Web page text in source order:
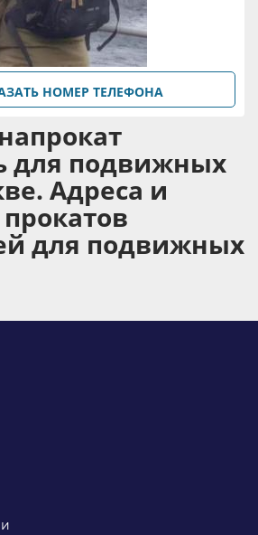
НОМЕР ТЕЛЕФОНА
для подвижных
Адреса и
для подвижных